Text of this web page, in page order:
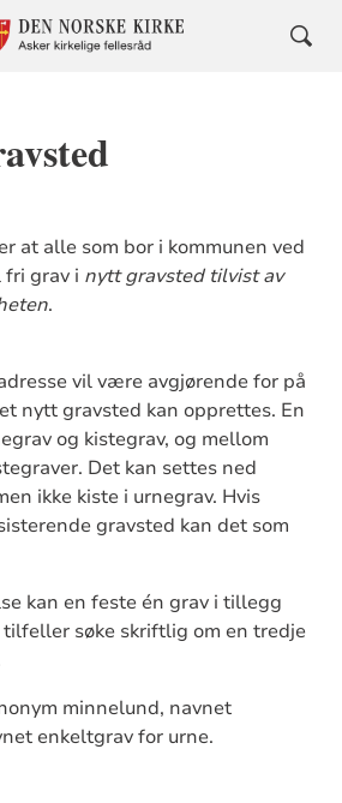
at alle som bor i kommunen ved
grav i nytt gravsted tilvist av
.
vil være avgjørende for på
nytt gravsted kan opprettes. En
og kistegrav, og mellom
Det kan settes ned
ikke kiste i urnegrav. Hvis
gravsted kan det som
kan en feste én grav i tillegg
søke skriftlig om en tredje
minnelund, navnet
enkeltgrav for urne.